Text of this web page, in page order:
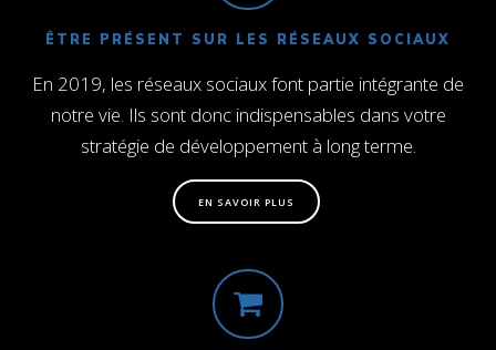
ÊTRE PRÉSENT SUR LES RÉSEAUX SOCIAUX
En 2019, les réseaux sociaux font partie intégrante de
notre vie. Ils sont donc indispensables dans votre
stratégie de développement à long terme.
EN SAVOIR PLUS